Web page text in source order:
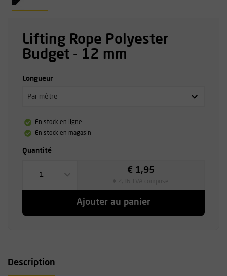
Lifting Rope Polyester
Budget - 12 mm
Longueur
Par mètre
En stock en ligne
En stock en magasin
Quantité
1
€ 1,95
Ajouter au panier
Description